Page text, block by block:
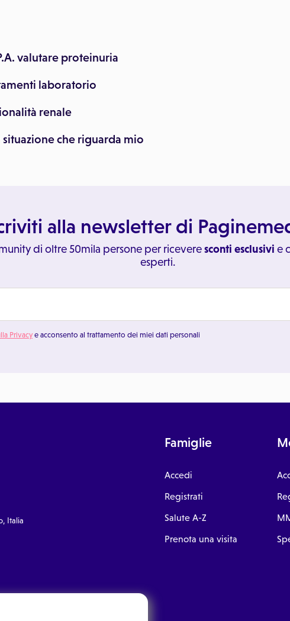
valutare proteinuria
laboratorio
renale
che riguarda mio
alla newsletter di
di oltre 50mila persone per riceveresconti esclusivi e
esperti.
Privacye acconsento al trattamento dei miei dati personali
Italia
Famiglie
Accedi
Registrati
Salute A-Z
Prenota una visita